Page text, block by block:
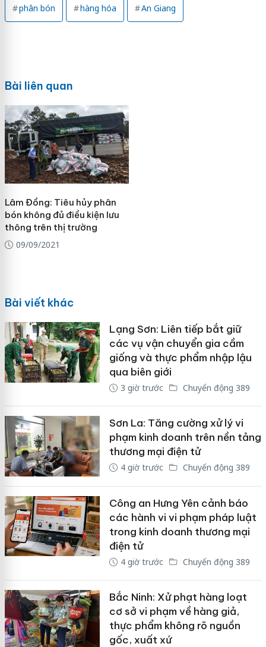
phân bón hàng hóa An Giang
Bài liên quan
Lâm Đồng: Tiêu hủy phân
bón không đủ điều kiện lưu
thông trên thị trường
09/09/2021
Bài viết khác
Lạng Sơn: Liên tiếp bắt giữ
các vụ vận chuyển gia cầm
giống và thực phẩm nhập lậu
qua biên giới
3 giờ trước Chuyển động 389
Sơn La: Tăng cường xử lý vi
phạm kinh doanh trên nền tảng
thương mại điện tử
4 giờ trước Chuyển động 389
Công an Hưng Yên cảnh báo
các hành vi vi phạm pháp luật
trong kinh doanh thương mại
điện tử
4 giờ trước Chuyển động 389
Bắc Ninh: Xử phạt hàng loạt
cơ sở vi phạm về hàng giả,
thực phẩm không rõ nguồn
gốc, xuất xứ